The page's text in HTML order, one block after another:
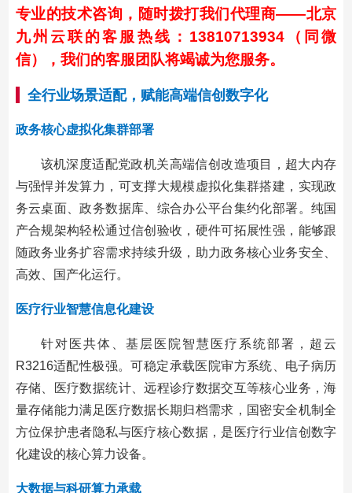
专业的技术咨询，随时拨打我们代理商——北京
九州云联的客服热线：13810713934（同微
信），我们的客服团队将竭诚为您服务。
全行业场景适配，赋能高端信创数字化
政务核心虚拟化集群部署
该机深度适配党政机关高端信创改造项目，超大内存
与强悍并发算力，可支撑大规模虚拟化集群搭建，实现政
务云桌面、政务数据库、综合办公平台集约化部署。纯国
产合规架构轻松通过信创验收，硬件可拓展性强，能够跟
随政务业务扩容需求持续升级，助力政务核心业务安全、
高效、国产化运行。
医疗行业智慧信息化建设
针对医共体、基层医院智慧医疗系统部署，超云
R3216适配性极强。可稳定承载医院审方系统、电子病历
存储、医疗数据统计、远程诊疗数据交互等核心业务，海
量存储能力满足医疗数据长期归档需求，国密安全机制全
方位保护患者隐私与医疗核心数据，是医疗行业信创数字
化建设的核心算力设备。
大数据与科研算力承载